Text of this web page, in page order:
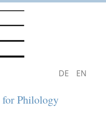
DEUTSCH
Philology